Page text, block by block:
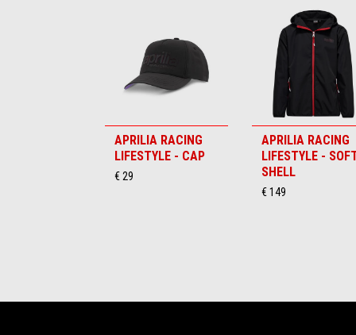
APRILIA RACING
LIFESTYLE - CAP
€ 29
APRILIA RACING
LIFESTYLE -
SHELL
€ 149